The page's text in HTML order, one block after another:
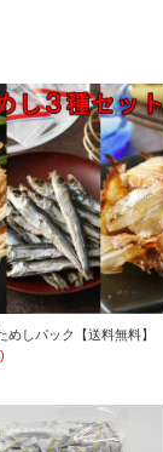
めしパック【送料無料】